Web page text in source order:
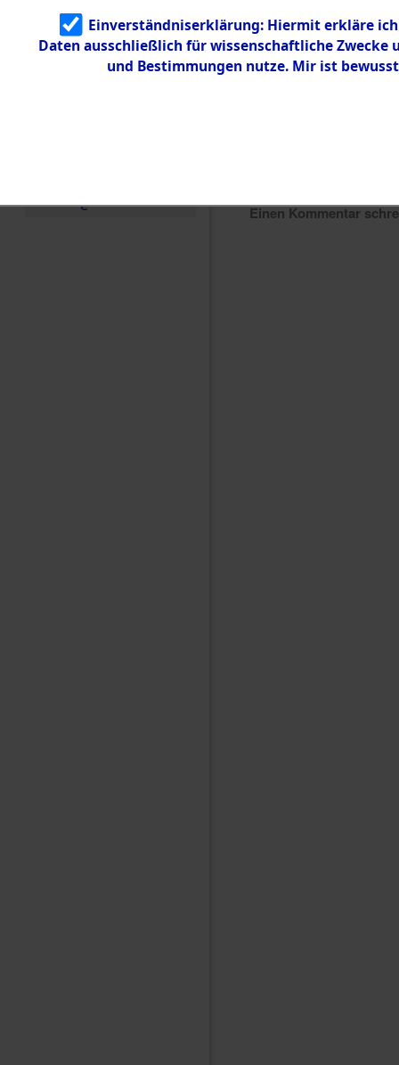
Identifizierun
5.3.3
Todesmärsch
e Einen Kommentar
Einverständniserklärung: Hiermit erkläre
Daten ausschließlich für wissenschaftliche
und Bestimmungen nutze. Mir ist